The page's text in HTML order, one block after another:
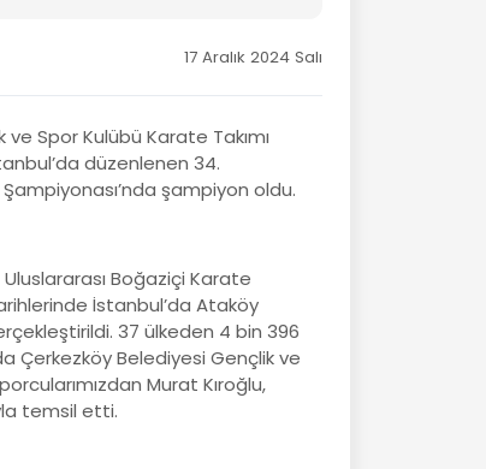
17 Aralık 2024 Salı
Spor Kulübü Karate Takımı
düzenlenen 34.
şampiyon oldu.
Boğaziçi Karate
İstanbul’da Ataköy
37 ülkeden 4 bin 396
Çerkezköy Belediyesi Gençlik ve
Murat Kıroğlu,
temsil etti.